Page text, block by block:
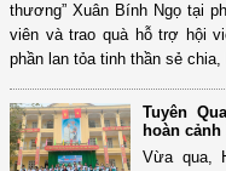
thương” Xuân Bính Ngọ tại
viên và trao quà hỗ trợ hội
phần lan tỏa tinh thần sẻ
Tuyên
hoàn
Vừa qua,